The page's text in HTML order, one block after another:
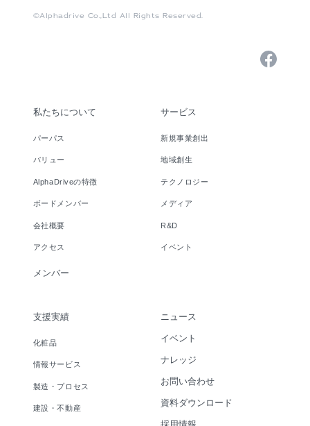
©Alphadrive Co.,Ltd All Rights Reserved.
私たちについて
パーパス
バリュー
AlphaDriveの特徴
ボードメンバー
会社概要
アクセス
メンバー
サービス
新規事業創出
地域創生
テクノロジー
メディア
R&D
イベント
支援実績
化粧品
情報サービス
製造・プロセス
建設・不動産
ニュース
イベント
ナレッジ
お問い合わせ
資料ダウンロード